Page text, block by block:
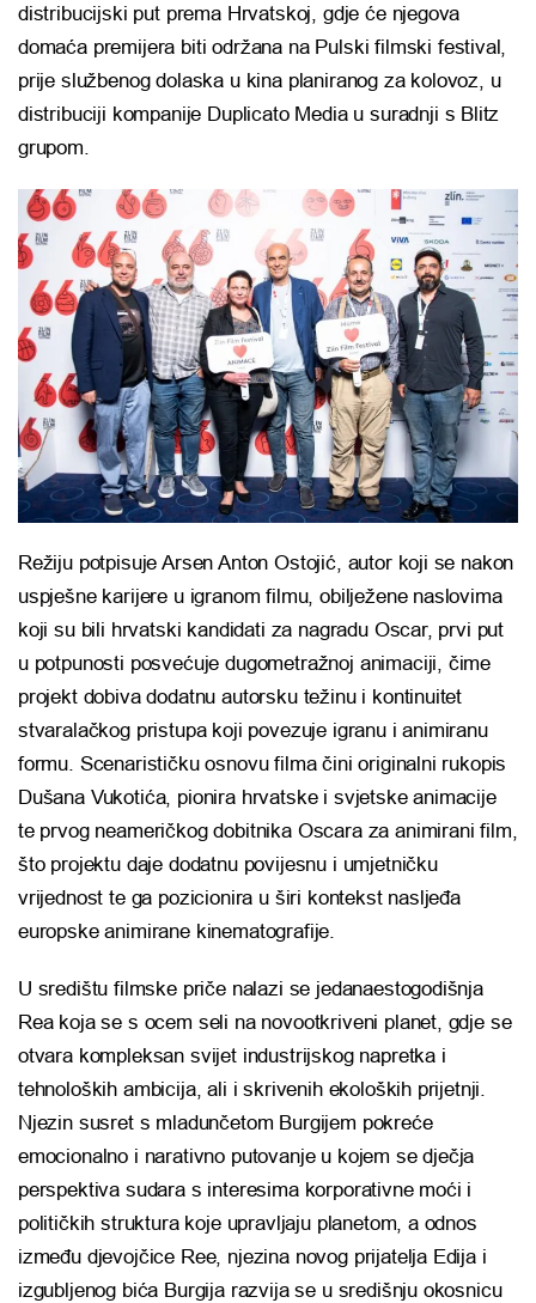
distribucijski put prema Hrvatskoj, gdje će njegova
domaća premijera biti održana na Pulski filmski festival ,
prije službenog dolaska u kina planiranog za kolovoz, u
distribuciji kompanije Duplicato Mediau suradnji s Blitz
grupom.
Režiju potpisuje Arsen Anton Ostojić, autor koji se nakon
uspješne karijere u igranom filmu, obilježene naslovima
koji su bili hrvatski kandidati za nagradu Oscar, prvi put
u potpunosti posvećuje dugometražnoj animaciji, čime
projekt dobiva dodatnu autorsku težinu i kontinuitet
stvaralačkog pristupa koji povezuje igranu i animiranu
formu. Scenarističku osnovu filma čini originalni rukopis
Dušana Vukotića, pionira hrvatske i svjetske animacije
te prvog neameričkog dobitnika Oscara za animirani film,
što projektu daje dodatnu povijesnu i umjetničku
vrijednost te ga pozicionira u širi kontekst nasljeđa
europske animirane kinematografije.
U središtu filmske priče nalazi se jedanaestogodišnja
Rea koja se s ocem seli na novootkriveni planet, gdje se
otvara kompleksan svijet industrijskog napretka i
tehnoloških ambicija, ali i skrivenih ekoloških prijetnji.
Njezin susret s mladunčetom Burgijem pokreće
emocionalno i narativno putovanje u kojem se dječja
perspektiva sudara s interesima korporativne moći i
političkih struktura koje upravljaju planetom, a odnos
između djevojčice Ree, njezina novog prijatelja Edija i
izgubljenog bića Burgija razvija se u središnju okosnicu